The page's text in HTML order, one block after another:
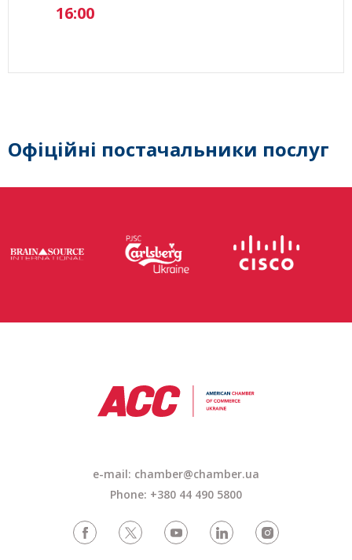
16:00
Офіційні постачальники послуг
e-mail: chamber@chamber.ua
Phone: +380 44 490 5800